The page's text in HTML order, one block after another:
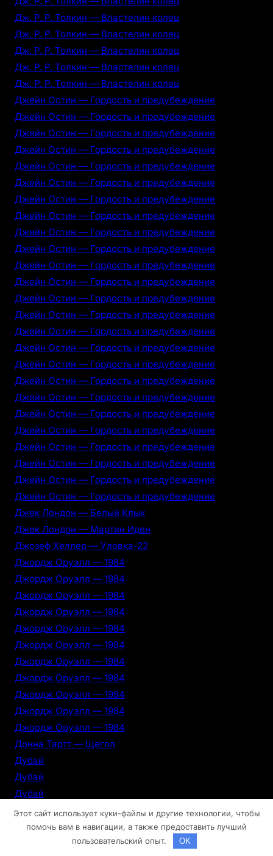
Дж. Р. Р. Толкин — Властелин колец
Дж. Р. Р. Толкин — Властелин колец
Дж. Р. Р. Толкин — Властелин колец
Дж. Р. Р. Толкин — Властелин колец
Дж. Р. Р. Толкин — Властелин колец
Джейн Остин — Гордость и предубеждение
Джейн Остин — Гордость и предубеждение
Джейн Остин — Гордость и предубеждение
Джейн Остин — Гордость и предубеждение
Джейн Остин — Гордость и предубеждение
Джейн Остин — Гордость и предубеждение
Джейн Остин — Гордость и предубеждение
Джейн Остин — Гордость и предубеждение
Джейн Остин — Гордость и предубеждение
Джейн Остин — Гордость и предубеждение
Джейн Остин — Гордость и предубеждение
Джейн Остин — Гордость и предубеждение
Джейн Остин — Гордость и предубеждение
Джейн Остин — Гордость и предубеждение
Джейн Остин — Гордость и предубеждение
Джейн Остин — Гордость и предубеждение
Джейн Остин — Гордость и предубеждение
Джейн Остин — Гордость и предубеждение
Джейн Остин — Гордость и предубеждение
Джейн Остин — Гордость и предубеждение
Джейн Остин — Гордость и предубеждение
Джейн Остин — Гордость и предубеждение
Джейн Остин — Гордость и предубеждение
Джейн Остин — Гордость и предубеждение
Джейн Остин — Гордость и предубеждение
Джек Лондон — Белый Клык
Джек Лондон — Мартин Иден
Джозеф Хеллер — Уловка-22
Джордж Оруэлл — 1984
Джордж Оруэлл — 1984
Джордж Оруэлл — 1984
Джордж Оруэлл — 1984
Джордж Оруэлл — 1984
Джордж Оруэлл — 1984
Джордж Оруэлл — 1984
Джордж Оруэлл — 1984
Джордж Оруэлл — 1984
Джордж Оруэлл — 1984
Джордж Оруэлл — 1984
Донна Тартт — Щегол
Дубай
Дубай
Дубай
Дубай
Дубай
Этот сайт использует куки-файлы и другие технологии, чтобы
помочь вам в навигации, а также предоставить лучший
пользовательский опыт.
OK